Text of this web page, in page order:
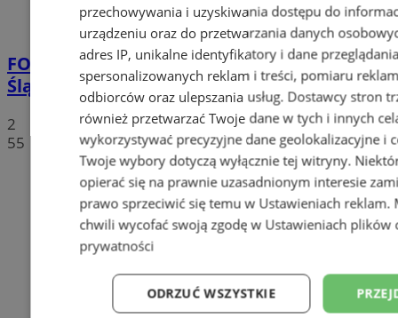
FOTO
Tłumy przed Areną Zabrze. Za nami
Śląska Scena Letnia z gwiazdami rapu!
2
55
przechowywania i uzyskiwania dostępu do
urządzeniu oraz do przetwarzania danych
adres IP, unikalne identyfikatory i dane
spersonalizowanych reklam i treści, pomiaru
odbiorców oraz ulepszania usług. Dostawcy stron
również przetwarzać Twoje dane w tych i innych
wykorzystywać precyzyjne dane geolokalizacyjne i
Twoje wybory dotyczą wyłącznie tej witryny.
opierać się na prawnie uzasadnionym interesie
prawo sprzeciwić się temu w Ustawieniach reklam.
chwili wycofać swoją zgodę w Ustawieniach plików
prywatności
ODRZUĆ WSZYSTKIE